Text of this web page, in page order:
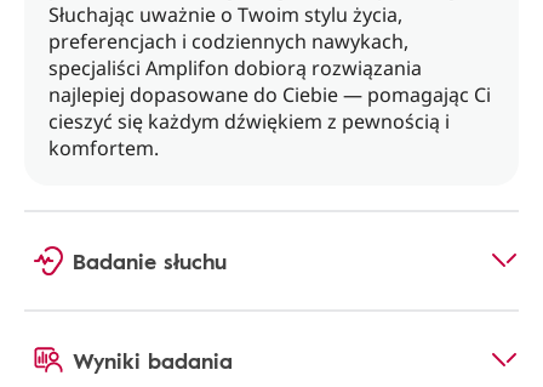
Słuchając uważnie o Twoim stylu życia,
preferencjach i codziennych nawykach,
specjaliści Amplifon dobiorą rozwiązania
najlepiej dopasowane do Ciebie — pomagając Ci
cieszyć się każdym dźwiękiem z pewnością i
komfortem.
Badanie słuchu
Wyniki badania